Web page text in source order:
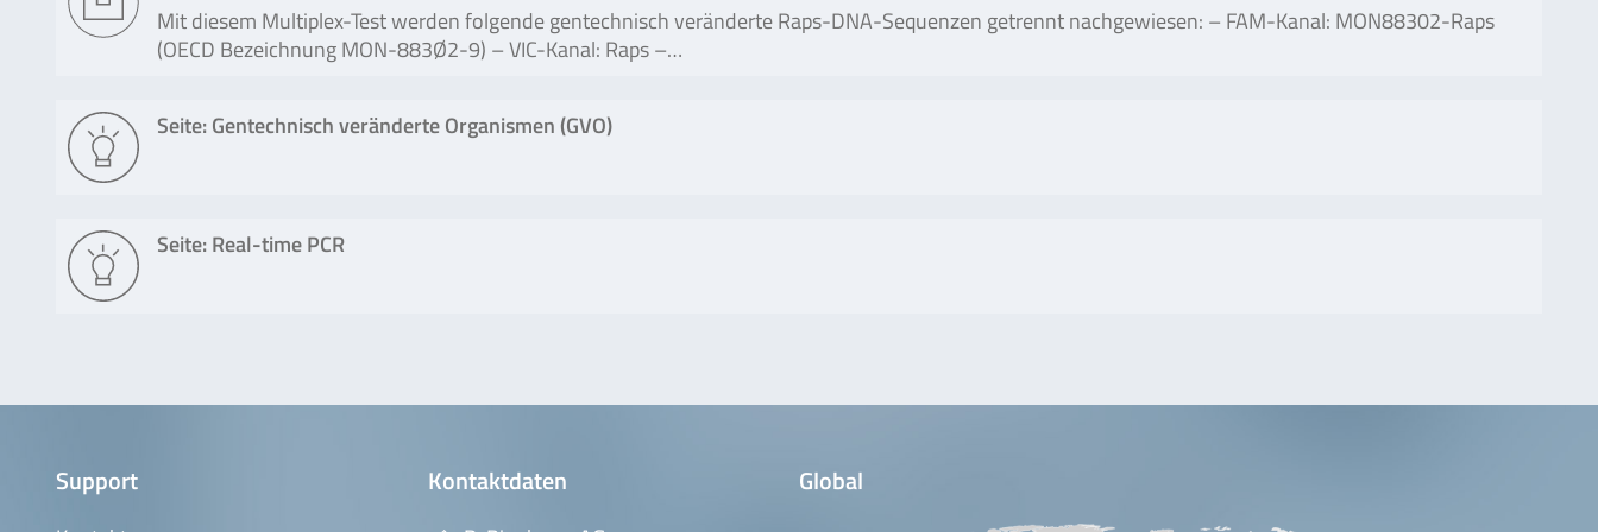
Mit diesem Multiplex-Test werden folgende gentechnisch veränderte Raps-DNA-Sequenzen getrennt nachgewiesen: – FAM-Kanal: MON88302-Raps
(OECD Bezeichnung MON-883Ø2-9) – VIC-Kanal: Raps –…
Seite: Gentechnisch veränderte Organismen (GVO)
Seite: Real-time PCR
Support Kontaktdaten Global